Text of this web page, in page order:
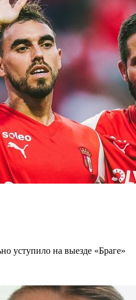
уступило на выезде «Браге»